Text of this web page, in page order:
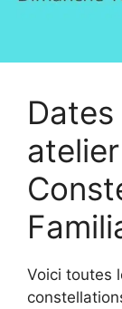
Voici toutes